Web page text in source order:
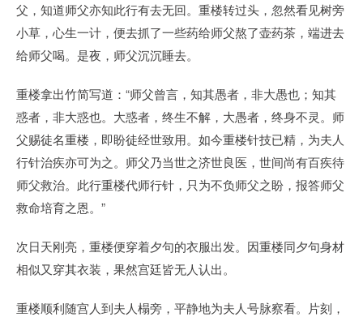
父，知道师父亦知此行有去无回。重楼转过头，忽然看见树旁
小草，心生一计，便去抓了一些药给师父熬了壶药茶，端进去
给师父喝。是夜，师父沉沉睡去。
重楼拿出竹简写道：“师父曾言，知其愚者，非大愚也；知其
惑者，非大惑也。大惑者，终生不解，大愚者，终身不灵。师
父赐徒名重楼，即盼徒经世致用。如今重楼针技已精，为夫人
行针治疾亦可为之。师父乃当世之济世良医，世间尚有百疾待
师父救治。此行重楼代师行针，只为不负师父之盼，报答师父
救命培育之恩。”
次日天刚亮，重楼便穿着夕句的衣服出发。因重楼同夕句身材
相似又穿其衣装，果然宫廷皆无人认出。
重楼顺利随宫人到夫人榻旁，平静地为夫人号脉察看。片刻，